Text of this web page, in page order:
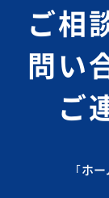
ご相
問い
ご
｢ホ